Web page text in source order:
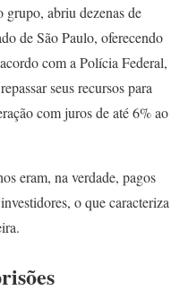
abriu dezenas de
de São Paulo, oferecendo
com a Polícia Federal,
seus recursos para
com juros de até 6% ao
eram, na verdade, pagos
o que caracteriza